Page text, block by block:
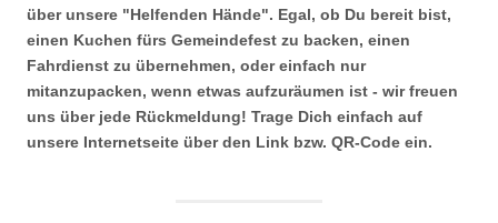
über unsere "Helfenden Hände". Egal, ob Du bereit bist,
einen Kuchen fürs Gemeindefest zu backen, einen
Fahrdienst zu übernehmen, oder einfach nur
mitanzupacken, wenn etwas aufzuräumen ist - wir freuen
uns über jede Rückmeldung! Trage Dich einfach auf
unsere Internetseite über den Link bzw. QR-Code ein.